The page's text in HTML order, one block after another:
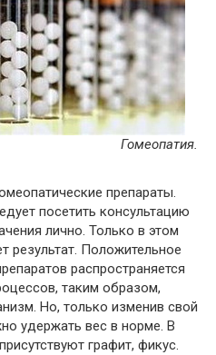
Гомеопатия.
препараты.
посетить консультацию
лично. Только в этом
результат. Положительное
распространяется
таким образом,
Но, только изменив свой
удержать вес в норме. В
графит, фикус.